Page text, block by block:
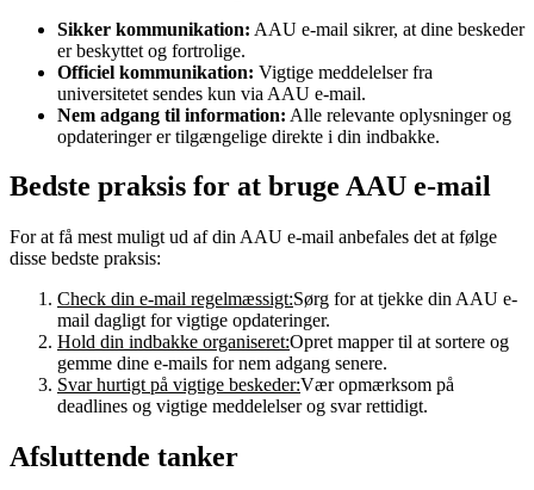
Sikker kommunikation: AAU e-mail sikrer, at dine beskeder
er beskyttet og fortrolige.
Officiel kommunikation: Vigtige meddelelser fra
universitetet sendes kun via AAU e-mail.
Nem adgang til information: Alle relevante oplysninger og
opdateringer er tilgængelige direkte i din indbakke.
Bedste praksis for at bruge AAU e-mail
For at få mest muligt ud af din AAU e-mail anbefales det at følge
disse bedste praksis:
Check din e-mail regelmæssigt:Sørg for at tjekke din AAU e-
mail dagligt for vigtige opdateringer.
Hold din indbakke organiseret:Opret mapper til at sortere og
gemme dine e-mails for nem adgang senere.
Svar hurtigt på vigtige beskeder:Vær opmærksom på
deadlines og vigtige meddelelser og svar rettidigt.
Afsluttende tanker